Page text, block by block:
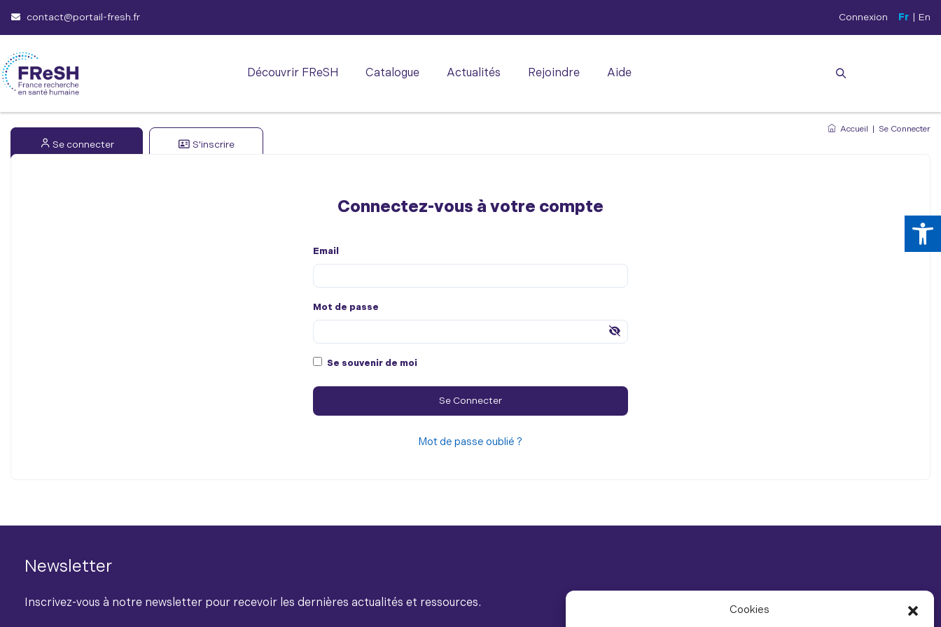
Cookies
contact@portail-fresh.fr Connexion Fr | En
Découvrir FReSH Catalogue Actualités Rejoindre Aide
Accueil | Se Connecter
Se connecter S'inscrire
Connectez-vous à votre compte
Email
Mot de passe
Se souvenir de moi
Mot de passe oublié ?
Newsletter
Inscrivez-vous à notre newsletter pour recevoir les dernières actualités et ressources.